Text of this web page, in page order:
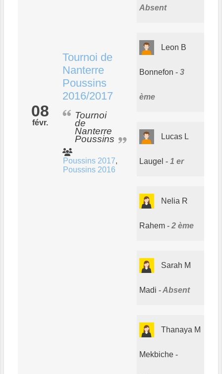
08
févr.
Tournoi de
Nanterre
Poussins
2016/2017
Tournoi
de
Nanterre
Poussins
Poussins 2017
Poussins 2016
Absent
Leon B
Bonnefon 3
ème
Lucas L
Laugel 1 er
Nelia R
Rahem 2 ème
Sarah M
Madi Absent
Thanaya M
Mekbiche